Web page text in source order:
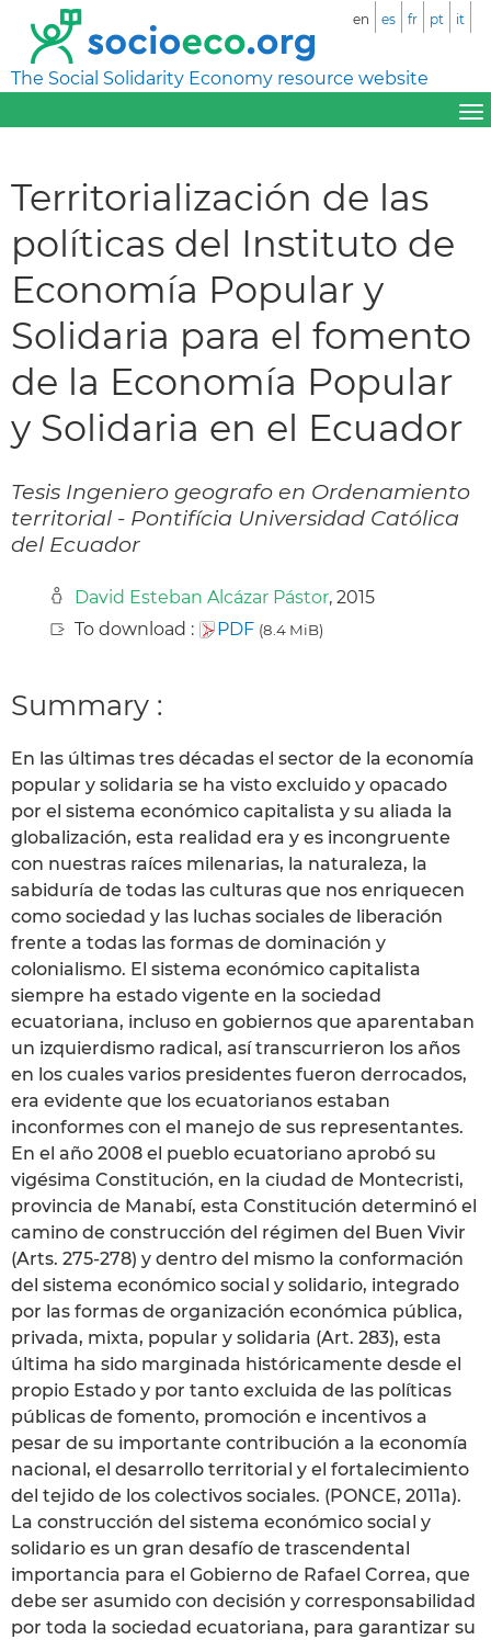
The Social Solidarity Economy resource website
en es fr pt it
Territorialización de las
políticas del Instituto de
Economía Popular y
Solidaria para el fomento
de la Economía Popular
y Solidaria en el Ecuador
Tesis Ingeniero geografo en Ordenamiento
territorial - Pontifícia Universidad Católica
del Ecuador
David Esteban Alcázar Pástor, 2015
To download :
PDF (8.4 MiB)
Summary :
En las últimas tres décadas el sector de la economía
popular y solidaria se ha visto excluido y opacado
por el sistema económico capitalista y su aliada la
globalización, esta realidad era y es incongruente
con nuestras raíces milenarias, la naturaleza, la
sabiduría de todas las culturas que nos enriquecen
como sociedad y las luchas sociales de liberación
frente a todas las formas de dominación y
colonialismo. El sistema económico capitalista
siempre ha estado vigente en la sociedad
ecuatoriana, incluso en gobiernos que aparentaban
un izquierdismo radical, así transcurrieron los años
en los cuales varios presidentes fueron derrocados,
era evidente que los ecuatorianos estaban
inconformes con el manejo de sus representantes.
En el año 2008 el pueblo ecuatoriano aprobó su
vigésima Constitución, en la ciudad de Montecristi,
provincia de Manabí, esta Constitución determinó el
camino de construcción del régimen del Buen Vivir
(Arts. 275-278) y dentro del mismo la conformación
del sistema económico social y solidario, integrado
por las formas de organización económica pública,
privada, mixta, popular y solidaria (Art. 283), esta
última ha sido marginada históricamente desde el
propio Estado y por tanto excluida de las políticas
públicas de fomento, promoción e incentivos a
pesar de su importante contribución a la economía
nacional, el desarrollo territorial y el fortalecimiento
del tejido de los colectivos sociales. (PONCE, 2011a).
La construcción del sistema económico social y
solidario es un gran desafío de trascendental
importancia para el Gobierno de Rafael Correa, que
debe ser asumido con decisión y corresponsabilidad
por toda la sociedad ecuatoriana, para garantizar su